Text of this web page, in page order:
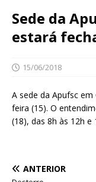
Sede da
estará
15/06/2018
A sede da Apufsc
feira (15). O
(18), das 8h às 12h e
ANTERIOR